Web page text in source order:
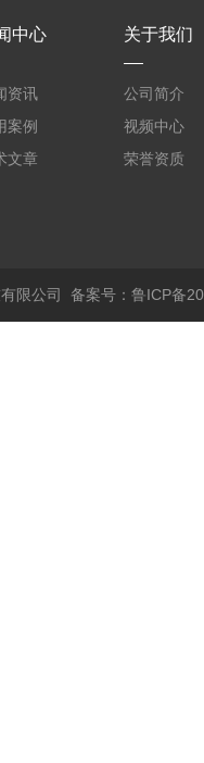
中心
资讯
案例
文章
关于我们
公司简介
视频中心
荣誉资质
限公司 备案号：鲁ICP备